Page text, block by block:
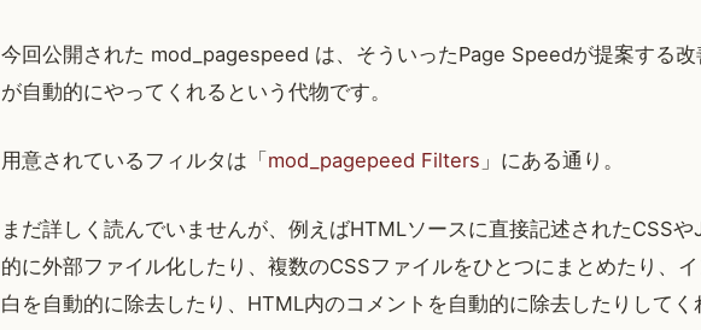
今回公開された mod_pagespeed は、そういったPage Speedが提案する
が自動的にやってくれるという代物です。
用意されているフィルタは「 mod_pagepeed Filters 」にある通り。
まだ詳しく読んでいませんが、例えばHTMLソースに直接記述されたCSS
的に外部ファイル化したり、複数のCSSファイルをひとつにまとめたり、
白を自動的に除去したり、HTML内のコメントを自動的に除去したりしてく